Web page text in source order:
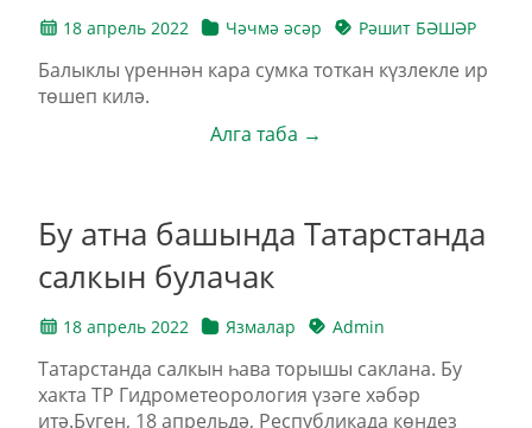
18 апрель 2022 Чәчмә әсәр Рәшит БӘШӘР
Балыклы үреннән кара сумка тоткан күзлекле ир
төшеп килә.
Алга таба →
Бу атна башында Татарстанда
салкын булачак
18 апрель 2022 Язмалар Admin
Татарстанда салкын һава торышы саклана. Бу
хакта ТР Гидрометеорология үзәге хәбәр
итә.Бүген, 18 апрельдә, Республикада көндез